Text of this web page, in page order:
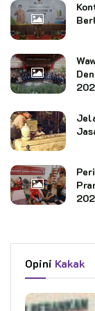
Opini Kakak